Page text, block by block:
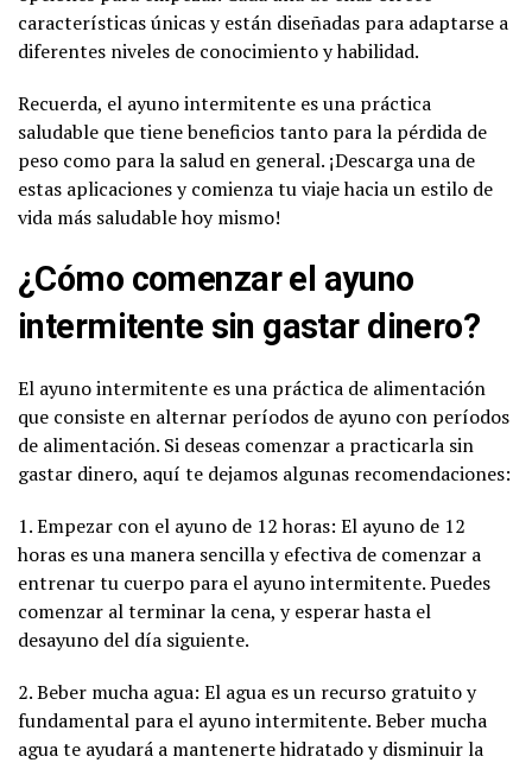
características únicas y están diseñadas para adaptarse a
diferentes niveles de conocimiento y habilidad.
Recuerda, el ayuno intermitente es una práctica
saludable que tiene beneficios tanto para la pérdida de
peso como para la salud en general. ¡Descarga una de
estas aplicaciones y comienza tu viaje hacia un estilo de
vida más saludable hoy mismo!
¿Cómo comenzar el ayuno
intermitente sin gastar dinero?
El ayuno intermitente es una práctica de alimentación
que consiste en alternar períodos de ayuno con períodos
de alimentación. Si deseas comenzar a practicarla sin
gastar dinero, aquí te dejamos algunas recomendaciones:
1. Empezar con el ayuno de 12 horas: El ayuno de 12
horas es una manera sencilla y efectiva de comenzar a
entrenar tu cuerpo para el ayuno intermitente. Puedes
comenzar al terminar la cena, y esperar hasta el
desayuno del día siguiente.
2. Beber mucha agua: El agua es un recurso gratuito y
fundamental para el ayuno intermitente. Beber mucha
agua te ayudará a mantenerte hidratado y disminuir la